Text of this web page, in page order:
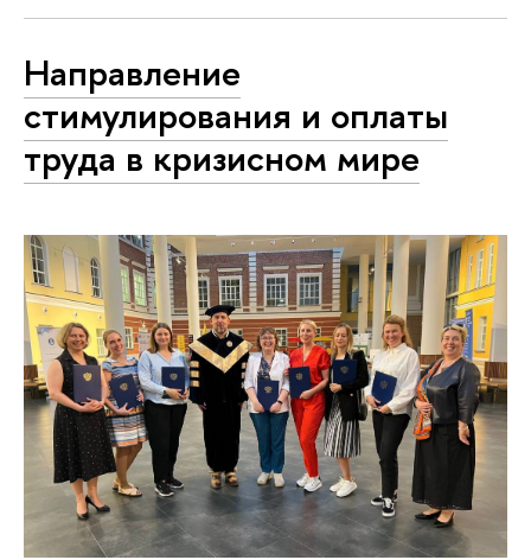
Направление
стимулирования и оплаты
труда в кризисном мире